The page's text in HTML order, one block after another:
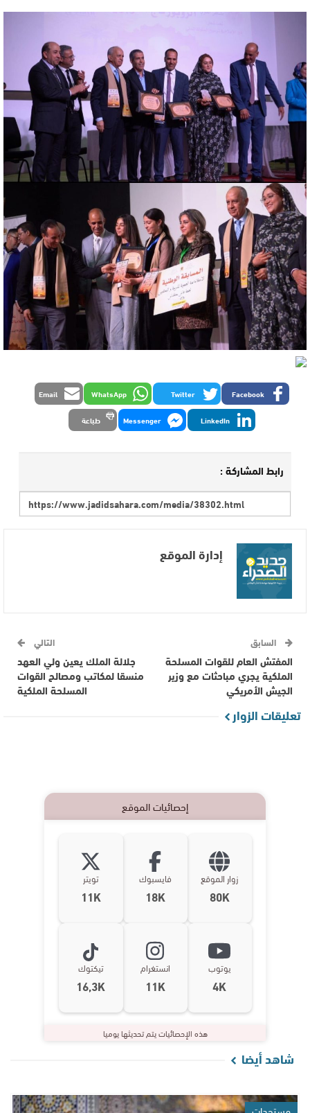
Facebook
Twitter
WhatsApp
Email
LinkedIn
Messenger طباعة
رابط المشاركة :
إدارة الموقع
السابق
المفتش العام للقوات المسلحة
الملكية يجري مباحثات مع وزير
الجيش الأمريكي
التالي
جلالة الملك يعين ولي العهد
منسقا لمكاتب ومصالح القوات
المسلحة الملكية
تعليقات الزوار
إحصائيات الموقع
زوار الموقع
80K
فايسبوك
18K
تويتر
11K
يوتوب
4K
انستغرام
11K
تيكتوك
16,3K
هذه الإحصائيات يتم تحديثها يوميا
شاهد أيضا